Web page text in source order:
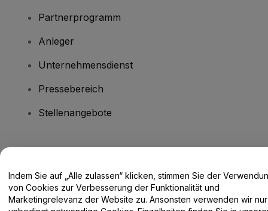
Partnerprogramm
Anleger
Unternehmensdienst
Pressebereich
Stellenangebote
Hilfe-Center / Kontakt
Indem Sie auf „Alle zulassen“ klicken, stimmen Sie der
von Cookies zur Verbesserung der Funktionalität und
Marketingrelevanz der Website zu. Ansonsten verwenden wir nur